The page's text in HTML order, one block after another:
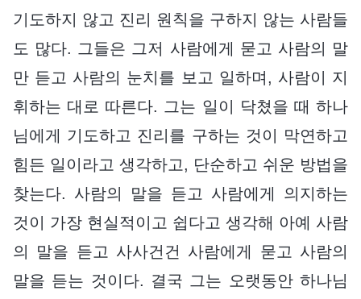
기도하지 않고 진리 원칙을 구하지 않는 사람들
도 많다. 그들은 그저 사람에게 묻고 사람의 말
만 듣고 사람의 눈치를 보고 일하며, 사람이 지
휘하는 대로 따른다. 그는 일이 닥쳤을 때 하나
님에게 기도하고 진리를 구하는 것이 막연하고
힘든 일이라고 생각하고, 단순하고 쉬운 방법을
찾는다. 사람의 말을 듣고 사람에게 의지하는
것이 가장 현실적이고 쉽다고 생각해 아예 사람
의 말을 듣고 사사건건 사람에게 묻고 사람의
말을 듣는 것이다. 결국 그는 오랫동안 하나님